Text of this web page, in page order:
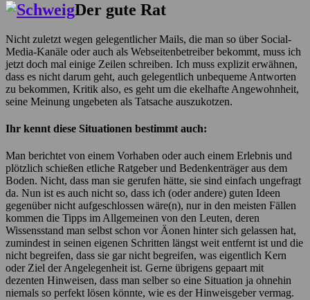
Der gute Rat
Nicht zuletzt wegen gelegentlicher Mails, die man so über Social-
Media-Kanäle oder auch als Webseitenbetreiber bekommt, muss ich
jetzt doch mal einige Zeilen schreiben. Ich muss explizit erwähnen,
dass es nicht darum geht, auch gelegentlich unbequeme Antworten
zu bekommen, Kritik also, es geht um die ekelhafte Angewohnheit,
seine Meinung ungebeten als Tatsache auszukotzen.
Ihr kennt diese Situationen bestimmt auch:
Man berichtet von einem Vorhaben oder auch einem Erlebnis und
plötzlich schießen etliche Ratgeber und Bedenkenträger aus dem
Boden. Nicht, dass man sie gerufen hätte, sie sind einfach ungefragt
da. Nun ist es auch nicht so, dass ich (oder andere) guten Ideen
gegenüber nicht aufgeschlossen wäre(n), nur in den meisten Fällen
kommen die Tipps im Allgemeinen von den Leuten, deren
Wissensstand man selbst schon vor Äonen hinter sich gelassen hat,
zumindest in seinen eigenen Schritten längst weit entfernt ist und die
nicht begreifen, dass sie gar nicht begreifen, was eigentlich Kern
oder Ziel der Angelegenheit ist. Gerne übrigens gepaart mit
dezenten Hinweisen, dass man selber so eine Situation ja ohnehin
niemals so perfekt lösen könnte, wie es der Hinweisgeber vermag.